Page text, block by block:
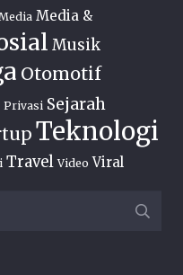
Media &
Musik
Otomotif
Privasi Sejarah
Teknologi
Travel Video Viral